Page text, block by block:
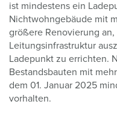
ist mindestens ein
Nichtwohngebäude mit
größere Renovierung
Leitungsinfrastruktur
Ladepunkt zu errichten.
Bestandsbauten mit
dem 01. Januar 2025
vorhalten.